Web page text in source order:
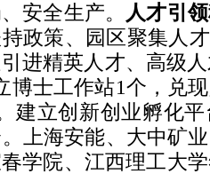
安全生产。
人才引
政策、园区聚集人
进精英人才、高级
博士工作站1个，兑
建立创新创业孵化
上海安能、大中矿
学院、江西理工大